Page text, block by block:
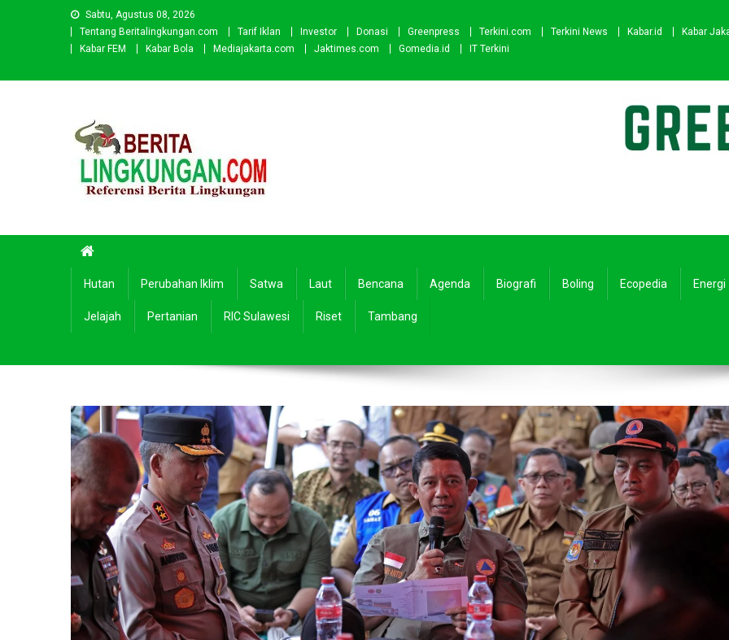
Sabtu, Agustus 08, 2026
Tentang Beritalingkungan.com
Tarif Iklan Investor Donasi Greenpress Terkini.com Terkini News Kabar.id
Kabar
Kabar FEM
Kabar Bola Mediajakarta.com Jaktimes.com Gomedia.id IT Terkini
Hutan Perubahan Iklim Satwa Laut Bencana Agenda Biografi Boling Ecopedia Energi
Jelajah Pertanian RIC Sulawesi Riset Tambang